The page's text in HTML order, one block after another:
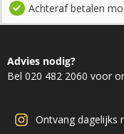
Achteraf betalen
Advies nodig?
Bel 020 482 2060 voor
Ontvang dagelijks